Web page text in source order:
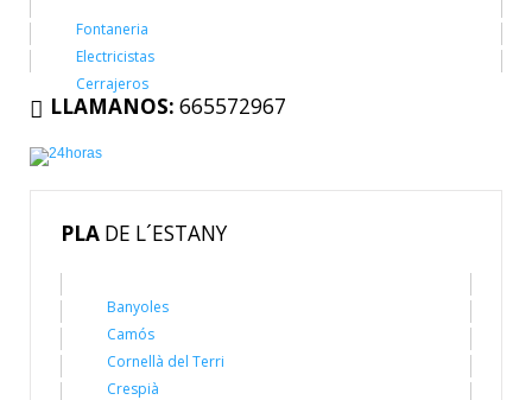
Fontaneria
Reparación de Fontanería Baix Emporda
Reparación de Fontanería Girones
Reparación de Fontanería Pla de L´estany
Electricistas
Reparaciones Eléctricas Baix Emporda
Cerrajeros
Reparaciones de Cerrajería en Alt Empordà
LLAMANOS: 665572967
PLA DE L´ESTANY
Banyoles
Camós
Cornellà del Terri
Crespià